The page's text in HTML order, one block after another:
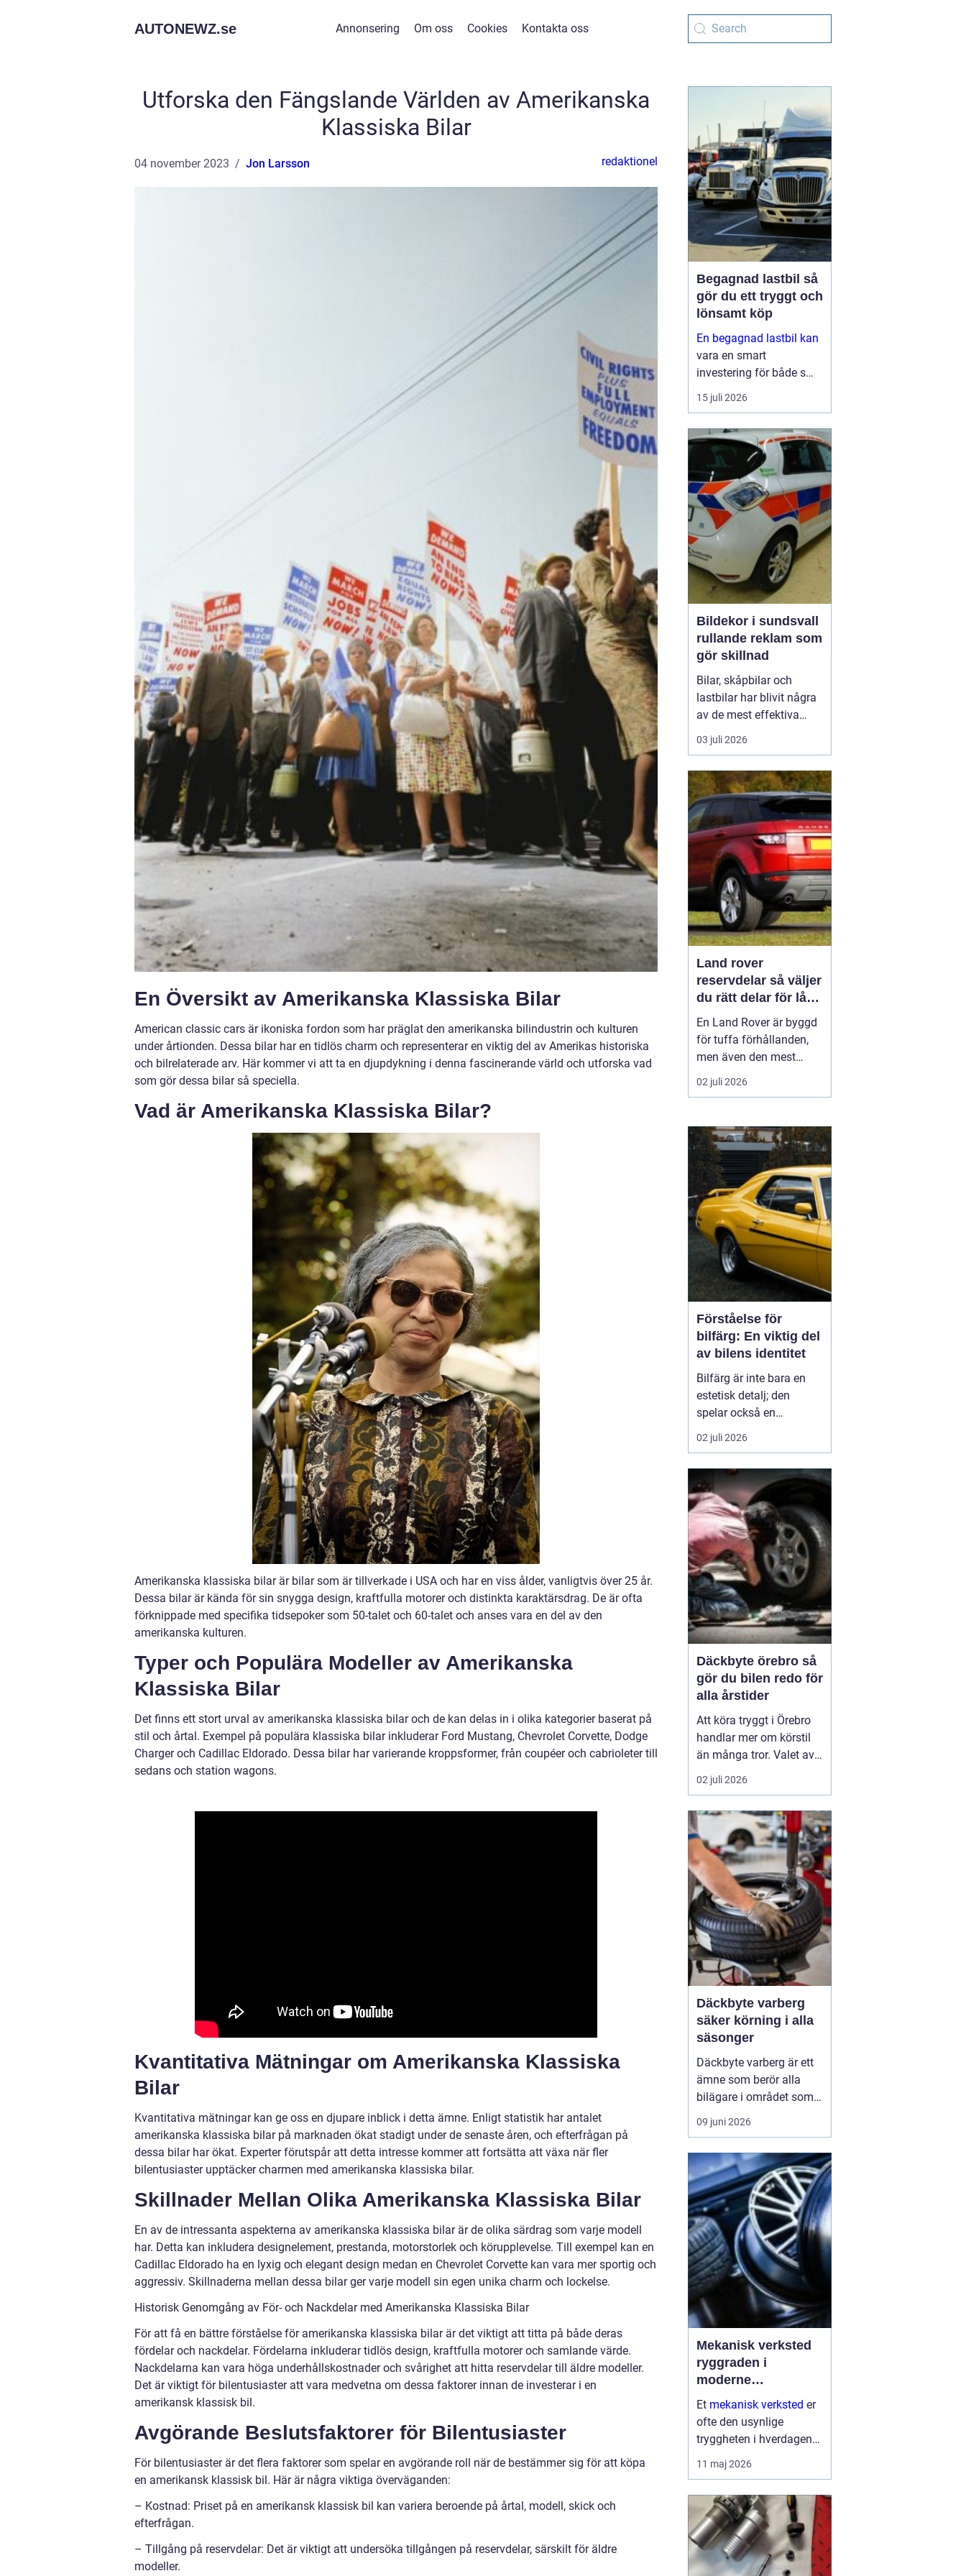
AUTONEWZ.se Annonsering Om oss Cookies Kontakta oss
Utforska den Fängslande Världen av Amerikanska
Klassiska Bilar
04 november 2023 Jon Larsson redaktionel
En Översikt av Amerikanska Klassiska Bilar
American classic cars är ikoniska fordon som har präglat den amerikanska bilindustrin och kulturen
under årtionden. Dessa bilar har en tidlös charm och representerar en viktig del av Amerikas historiska
och bilrelaterade arv. Här kommer vi att ta en djupdykning i denna fascinerande värld och utforska vad
som gör dessa bilar så speciella.
Vad är Amerikanska Klassiska Bilar?
Amerikanska klassiska bilar är bilar som är tillverkade i USA och har en viss ålder, vanligtvis över 25 år.
Dessa bilar är kända för sin snygga design, kraftfulla motorer och distinkta karaktärsdrag. De är ofta
förknippade med specifika tidsepoker som 50-talet och 60-talet och anses vara en del av den
amerikanska kulturen.
Typer och Populära Modeller av Amerikanska
Klassiska Bilar
Det finns ett stort urval av amerikanska klassiska bilar och de kan delas in i olika kategorier baserat på
stil och årtal. Exempel på populära klassiska bilar inkluderar Ford Mustang, Chevrolet Corvette, Dodge
Charger och Cadillac Eldorado. Dessa bilar har varierande kroppsformer, från coupéer och cabrioleter till
sedans och station wagons.
Kvantitativa Mätningar om Amerikanska Klassiska
Bilar
Kvantitativa mätningar kan ge oss en djupare inblick i detta ämne. Enligt statistik har antalet
amerikanska klassiska bilar på marknaden ökat stadigt under de senaste åren, och efterfrågan på
dessa bilar har ökat. Experter förutspår att detta intresse kommer att fortsätta att växa när fler
bilentusiaster upptäcker charmen med amerikanska klassiska bilar.
Skillnader Mellan Olika Amerikanska Klassiska Bilar
En av de intressanta aspekterna av amerikanska klassiska bilar är de olika särdrag som varje modell
har. Detta kan inkludera designelement, prestanda, motorstorlek och körupplevelse. Till exempel kan en
Cadillac Eldorado ha en lyxig och elegant design medan en Chevrolet Corvette kan vara mer sportig och
aggressiv. Skillnaderna mellan dessa bilar ger varje modell sin egen unika charm och lockelse.
Historisk Genomgång av För- och Nackdelar med Amerikanska Klassiska Bilar
För att få en bättre förståelse för amerikanska klassiska bilar är det viktigt att titta på både deras
fördelar och nackdelar. Fördelarna inkluderar tidlös design, kraftfulla motorer och samlande värde.
Nackdelarna kan vara höga underhållskostnader och svårighet att hitta reservdelar till äldre modeller.
Det är viktigt för bilentusiaster att vara medvetna om dessa faktorer innan de investerar i en
amerikansk klassisk bil.
Avgörande Beslutsfaktorer för Bilentusiaster
För bilentusiaster är det flera faktorer som spelar en avgörande roll när de bestämmer sig för att köpa
en amerikansk klassisk bil. Här är några viktiga överväganden:
– Kostnad: Priset på en amerikansk klassisk bil kan variera beroende på årtal, modell, skick och
efterfrågan.
– Tillgång på reservdelar: Det är viktigt att undersöka tillgången på reservdelar, särskilt för äldre
modeller.
Begagnad lastbil så
gör du ett tryggt och
lönsamt köp
En begagnad lastbil kan
vara en smart
investering för både små
och stora företag. Du får
ofta mycket kapacitet
leveranstid och en bil
som redan visat vad den
går för i vardagen.
Sam...
15 juli 2026
Bildekor i sundsvall
rullande reklam som
gör skillnad
Bilar, skåpbilar och
lastbilar har blivit några
av de mest effektiva
reklampelarna vi har i
vardagen. En
att ett företag syns
överallt där fordonet rör
sig på E4:an, inne i
centrum, på
industriområdet eller
utanför kundens en...
03 juli 2026
Land rover
reservdelar så väljer
du rätt delar för lång
livslängd och trygg
körning
En Land Rover är byggd
för tuffa förhållanden,
men även den mest
robusta bilen slits med
tiden. Bromsar,
packningar och
elektronik påverkas av år
av vardagskörning,
terräng och vägsalt. För
att bilen ska behålla sin
styrka och säkerh...
02 juli 2026
Förståelse för
bilfärg: En viktig del
av bilens identitet
Bilfärg är inte bara en
estetisk detalj; den
spelar också en
avgörande roll för bilens
övergripande identitet
bilfärgen kan påverka
hur en bil uppfattas,
stärka dess mär...
02 juli 2026
Däckbyte örebro så
gör du bilen redo för
alla årstider
Att köra tryggt i Örebro
handlar mer om körstil
än många tror. Valet av
däck, när de byts och hur
de monteras spelar en
säkerheten. Vädret i
Närke skiftar snabbt,
med kalla vintrar, blöta
vårvägar och varma
sommardagar. För den
som...
02 juli 2026
Däckbyte varberg
säker körning i alla
säsonger
Däckbyte varberg är ett
ämne som berör alla
bilägare i området som
vill köra säkert året om.
När vädret skiftar mellan
vintervägar och torra
sommarvägar behöver
däcken alltid vara
anpassade för
underlaget. Ett
genomtänkt däckby...
09 juni 2026
Mekanisk verksted
ryggraden i
moderne
maskinpark
Et mekanisk verksted er
ofte den usynlige
tryggheten i hverdagen
for både næringsliv og
privatpersoner. Når
produksjon stanser eller
en gravemaskin står fast
på et anlegg, er ve...
11 maj 2026